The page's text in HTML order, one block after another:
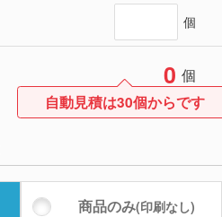
個
0 個
自動見積は30個からです
商品のみ(印刷なし)